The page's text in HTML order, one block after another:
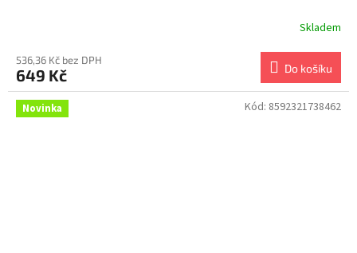
Skladem
536,36 Kč bez DPH
649 Kč Do košíku
Novinka Kód: 8592321738462